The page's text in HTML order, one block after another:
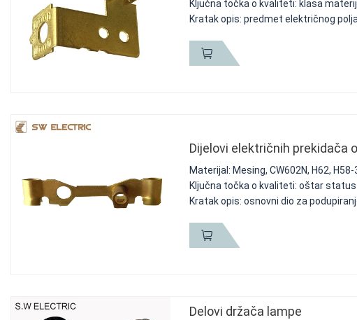
Ključna točka o kvaliteti: klasa
Kratak opis: predmet električnog
Dijelovi električnih prekidača
Materijal: Mesing, CW602N, H62, H58-
Ključna točka o kvaliteti: oštar
Kratak opis: osnovni dio za
Delovi držača lampe